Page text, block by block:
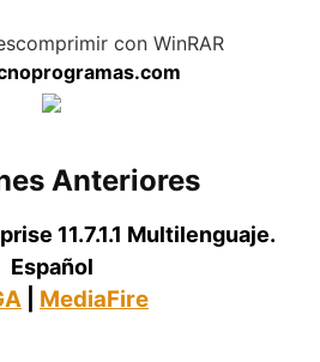
con WinRAR
Anteriores
11.7.1.1 Multilenguaje.
Español
MediaFire